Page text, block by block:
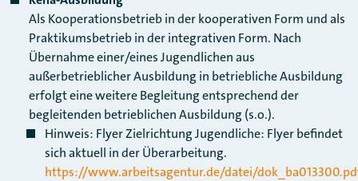
Als Kooperationsbetrieb in der kooperativen Form und als
Praktikumsbetrieb in der integrativen Form. Nach
Übernahme einer/eines Jugendlichen aus
außerbetrieblicher Ausbildung in betriebliche Ausbildung
erfolgt eine weitere Begleitung entsprechend der
begleitenden betrieblichen Ausbildung (s.o.).
Hinweis: Flyer Zielrichtung Jugendliche: Flyer befindet
sich aktuell in der Überarbeitung.
https://www.arbeitsagentur.de/datei/